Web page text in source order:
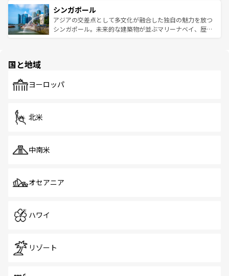
参照してほしい。
激する。気候は一年中温暖で、どの季節にも異なる楽しみ
が待っている。親しみやすいタイの人々、仏教を中心とし
た文化、そして多様な観光資源が、訪れる旅人を魅了し続
み、どこを訪れても感動するはず。観光スポットが密集し
ており、効率よく見どころを回れるのも魅力。息をのむよ
うな絶景から文化的な体験まで、香港を存分に楽しみ尽く
シンガポール
アジアの交差点として多文化が融合した独自の魅力を放つ
シンガポール。未来的な建築物が並ぶマリーナベイ、歴史
で、ホーカーズは地元の風情を楽しめる外せないスポット
国と地域
ヨーロッパ
北米
中南米
オセアニア
ハワイ
リゾート